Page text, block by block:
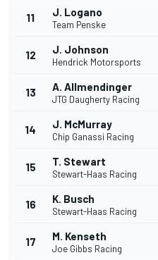
11 J. Logano
Team Penske
12 J. Johnson
Hendrick Motorsports
13 A. Allmendinger
JTG Daugherty Racing
14 J. McMurray
Chip Ganassi Racing
15 T. Stewart
Stewart-Haas Racing
16 K. Busch
Stewart-Haas Racing
17 M. Kenseth
Joe Gibbs Racing